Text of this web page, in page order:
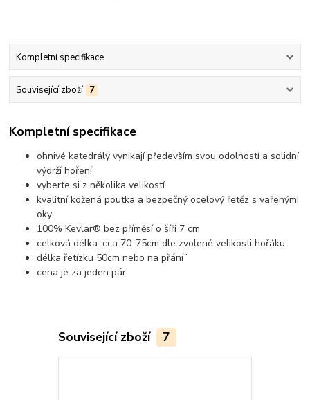
Kompletní specifikace
Související zboží 7
Kompletní specifikace
ohnivé katedrály vynikají především svou odolností a solidní
výdrží hoření
vyberte si z několika velikostí
kvalitní kožená poutka a bezpečný ocelový řetěz s vařenými
oky
100% Kevlar® bez příměsí o šíři 7 cm
celková délka: cca 70-75cm dle zvolené velikosti hořáku
délka řetízku 50cm nebo na přání¨
cena je za jeden pár
Související zboží 7